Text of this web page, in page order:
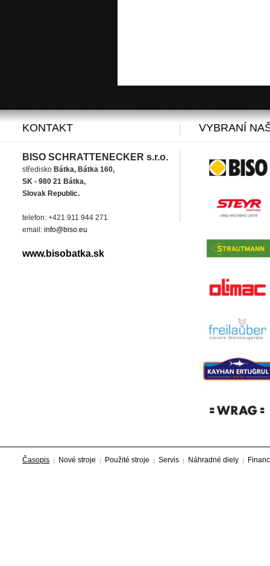
KONTAKT
BISO SCHRATTENECKER s.r.o.
středisko Bátka, Bátka 160,
SK - 980 21 Bátka,
Slovak Republic.
telefon: +421 911 944 271
email: info@biso.eu
www.bisobatka.sk
VYBRANÍ
Časopis Nové stroje Použité stroje Servis Náhradné diely